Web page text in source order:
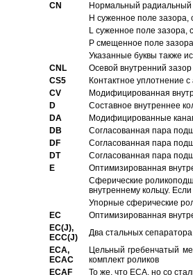
CN
Hормальный радиальный
H суженное поле зазора,
L суженное поле зазора,
P смещенное поле
Указанные буквы также
CNL
Осевой внутренний
CS5
Контактное уплотнение
CV
Модифицированная
D
Составное внутреннее
DA
Модифицированные
DB
Согласованная пара
DF
Согласованная пара
DT
Согласованная пара
E
Оптимизированная
Сферические
внутреннему кольцу.
Упорные сферические
EC
Oптимизированная
EC(J),
ECC(J)
Два стальных
ECA,
ECAC
Цельный гребенчатый
комплект роликов
ECAF
То же, что ECA, но со